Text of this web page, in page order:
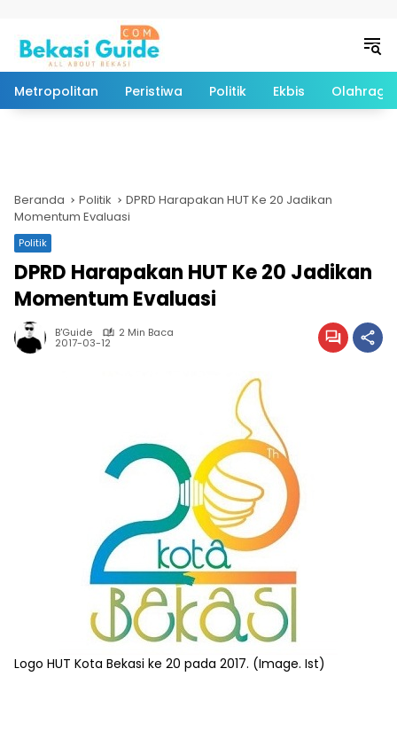
Metropolitan Peristiwa Politik Ekbis Olahraga
Beranda Politik
DPRD Harapakan HUT Ke 20 Jadikan
Momentum Evaluasi
Politik
DPRD Harapakan HUT Ke 20 Jadikan
Momentum Evaluasi
B'Guide 2 Min Baca
2017-03-12
Logo HUT Kota Bekasi ke 20 pada 2017. (Image. Ist)